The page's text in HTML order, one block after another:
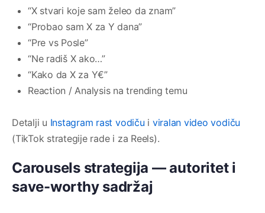
“X stvari koje sam želeo da znam”
“Probao sam X za Y dana”
“Pre vs Posle”
“Ne radiš X ako…”
“Kako da X za Y€”
Reaction / Analysis na trending temu
Detalji u Instagram rast vodiču i viralan video vodiču
(TikTok strategije rade i za Reels).
Carousels strategija — autoritet i
save-worthy sadržaj